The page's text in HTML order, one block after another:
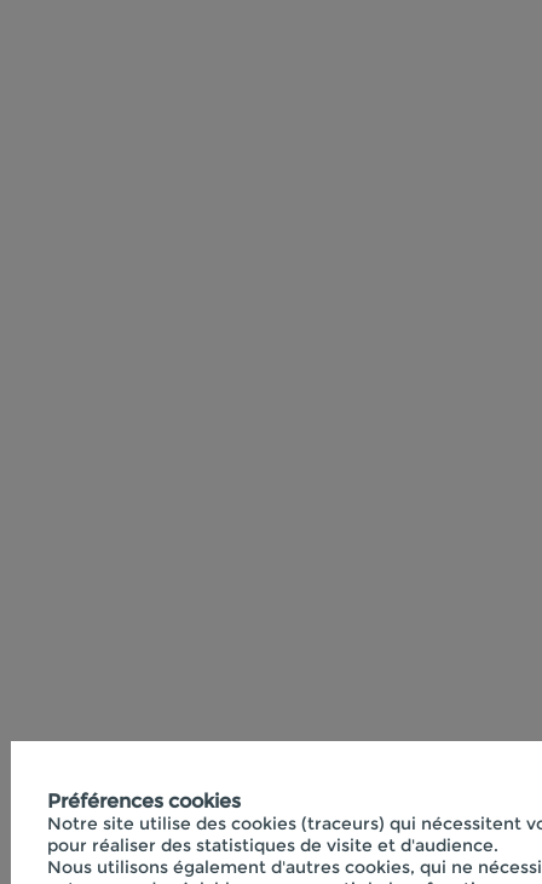
Préférences cookies
Notre site utilise des cookies (traceurs) qui nécessitent
pour réaliser des statistiques de visite et d'audience.
Nous utilisons également d'autres cookies, qui ne